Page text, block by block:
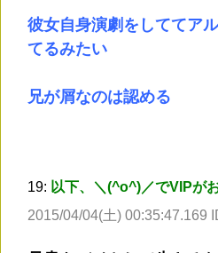
彼女自身演劇をしててア
てるみたい
兄が屑なのは認める
19: 以下、＼(^o^)／でVIPが
2015/04/04(土) 00:35:47.169